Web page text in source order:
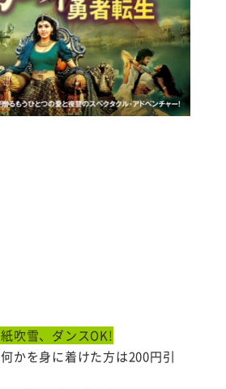
吹雪、ダンスOK!
何かを身に着けた方は200円引